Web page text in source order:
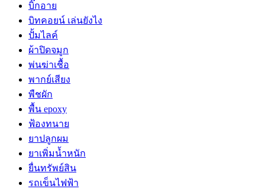
บิ๊กอาย
บิทคอยน์ เล่นยังไง
ปั้มไลค์
ผ้าปิดจมูก
พ่นฆ่าเชื้อ
พากย์เสียง
พืชผัก
พื้น epoxy
ฟ้องทนาย
ยาปลูกผม
ยาเพิ่มน้ำหนัก
ยื่นทรัพย์สิน
รถเข็นไฟฟ้า